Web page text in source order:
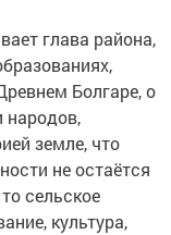
глава района,
Болгаре, о
народов,
земле, что
не остаётся
сельское
культура,